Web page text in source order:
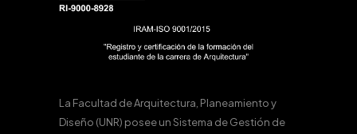
La Facultad de Arquitectura, Planeamiento y
Diseño (UNR) posee un Sistema de Gestión de